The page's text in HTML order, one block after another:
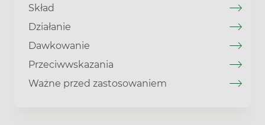
Skład
Działanie
Dawkowanie
Przeciwwskazania
Ważne przed zastosowaniem